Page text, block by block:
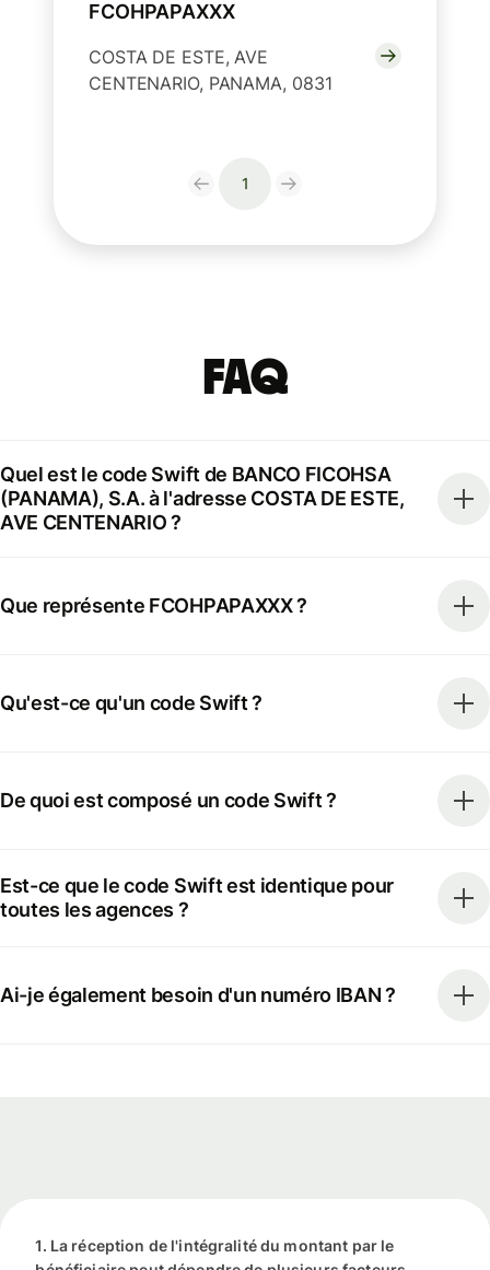
FCOHPAPAXXX
COSTA DE ESTE, AVE
CENTENARIO, PANAMA, 0831
1
FAQ
Quel est le code Swift de BANCO FICOHSA
(PANAMA), S.A. à l'adresse COSTA DE ESTE,
AVE CENTENARIO ?
Que représente FCOHPAPAXXX ?
Qu'est-ce qu'un code Swift ?
De quoi est composé un code Swift ?
Est-ce que le code Swift est identique pour
toutes les agences ?
Ai-je également besoin d'un numéro IBAN ?
1. La réception de l'intégralité du montant par le